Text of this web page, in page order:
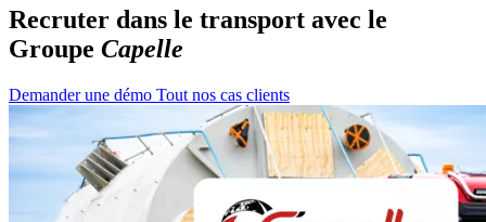
Recruter dans le transport avec le
Groupe Capelle
Demander une démo Tout nos cas clients